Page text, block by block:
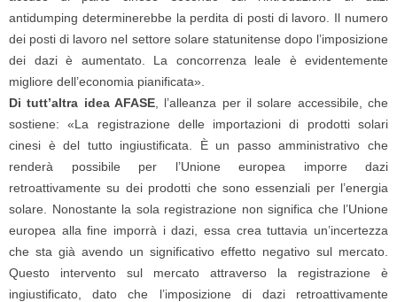
antidumping determinerebbe la perdita di posti di lavoro. Il numero
dei posti di lavoro nel settore solare statunitense dopo l’imposizione
dei dazi è aumentato. La concorrenza leale è evidentemente
migliore dell’economia pianificata».
Di tutt’altra idea AFASE , l’alleanza per il solare accessibile, che
sostiene: «La registrazione delle importazioni di prodotti solari
cinesi è del tutto ingiustificata. È un passo amministrativo che
renderà possibile per l’Unione europea imporre dazi
retroattivamente su dei prodotti che sono essenziali per l’energia
solare. Nonostante la sola registrazione non significa che l’Unione
europea alla fine imporrà i dazi, essa crea tuttavia un’incertezza
che sta già avendo un significativo effetto negativo sul mercato.
Questo intervento sul mercato attraverso la registrazione è
ingiustificato, dato che l’imposizione di dazi retroattivamente